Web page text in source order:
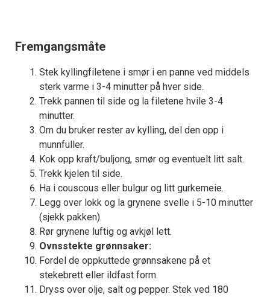
Fremgangsmåte
Stek kyllingfiletene i smør i en panne ved middels
sterk varme i 3-4 minutter på hver side.
Trekk pannen til side og la filetene hvile 3-4
minutter.
Om du bruker rester av kylling, del den opp i
munnfuller.
Kok opp kraft/buljong, smør og eventuelt litt salt.
Trekk kjelen til side.
Ha i couscous eller bulgur og litt gurkemeie.
Legg over lokk og la grynene svelle i 5-10 minutter
(sjekk pakken).
Rør grynene luftig og avkjøl lett.
Ovnsstekte grønnsaker:
Fordel de oppkuttede grønnsakene på et
stekebrett eller ildfast form.
Dryss over olje, salt og pepper. Stek ved 180